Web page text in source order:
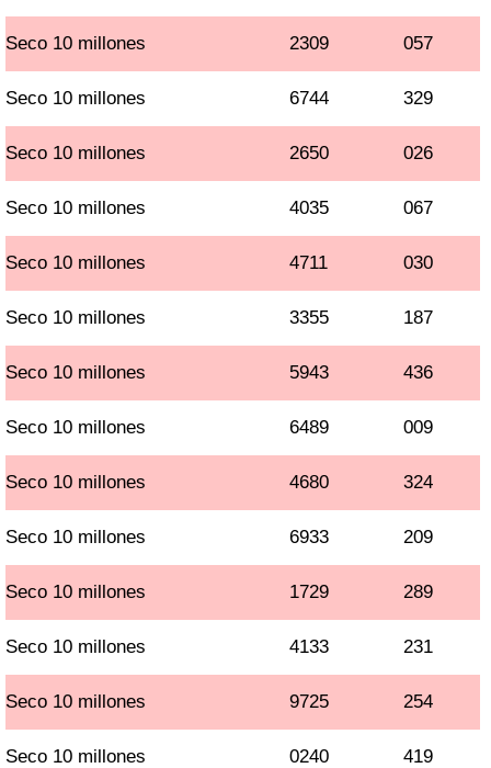
Seco 10 millones 2309 057
Seco 10 millones 6744 329
Seco 10 millones 2650 026
Seco 10 millones 4035 067
Seco 10 millones 4711 030
Seco 10 millones 3355 187
Seco 10 millones 5943 436
Seco 10 millones 6489 009
Seco 10 millones 4680 324
Seco 10 millones 6933 209
Seco 10 millones 1729 289
Seco 10 millones 4133 231
Seco 10 millones 9725 254
Seco 10 millones 0240 419